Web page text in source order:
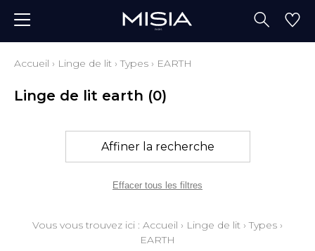
Accueil › Linge de lit ›Types › EARTH
Linge de lit earth (0)
Affiner la recherche
Effacer tous les filtres
Vous vous trouvez ici : Accueil › Linge de lit ›Types ›
EARTH